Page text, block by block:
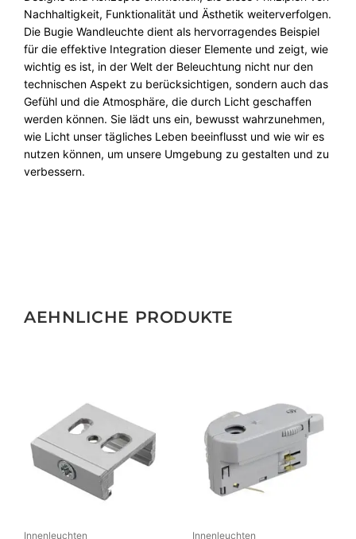
Nachhaltigkeit, Funktionalität und Ästhetik weiterverfolgen.
Die Bugie Wandleuchte dient als hervorragendes Beispiel
für die effektive Integration dieser Elemente und zeigt, wie
wichtig es ist, in der Welt der Beleuchtung nicht nur den
technischen Aspekt zu berücksichtigen, sondern auch das
Gefühl und die Atmosphäre, die durch Licht geschaffen
werden können. Sie lädt uns ein, bewusst wahrzunehmen,
wie Licht unser tägliches Leben beeinflusst und wie wir es
nutzen können, um unsere Umgebung zu gestalten und zu
verbessern.
AEHNLICHE PRODUKTE
Innenleuchten Innenleuchten